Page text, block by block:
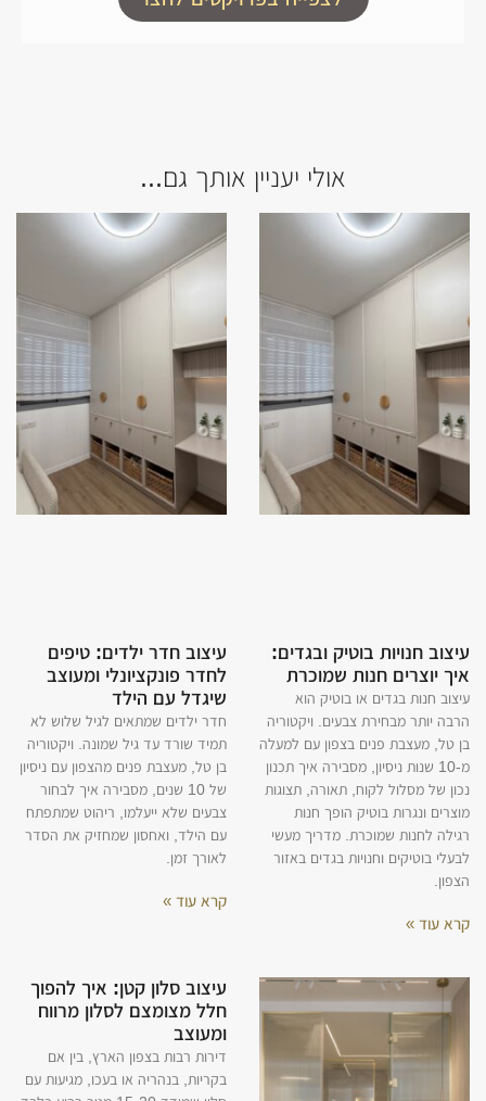
אולי יעניין אותך גם...
עיצוב חנויות בוטיק ובגדים:
איך יוצרים חנות שמוכרת
עיצוב חנות בגדים או בוטיק הוא
הרבה יותר מבחירת צבעים. ויקטוריה
בן טל, מעצבת פנים בצפון עם למעלה
מ-10 שנות ניסיון, מסבירה איך תכנון
נכון של מסלול לקוח, תאורה, תצוגות
מוצרים ונגרות בוטיק הופך חנות
רגילה לחנות שמוכרת. מדריך מעשי
לבעלי בוטיקים וחנויות בגדים באזור
הצפון.
קרא עוד »
עיצוב חדר ילדים: טיפים
לחדר פונקציונלי ומעוצב
שיגדל עם הילד
חדר ילדים שמתאים לגיל שלוש לא
תמיד שורד עד גיל שמונה. ויקטוריה
בן טל, מעצבת פנים מהצפון עם ניסיון
של 10 שנים, מסבירה איך לבחור
צבעים שלא ייעלמו, ריהוט שמתפתח
עם הילד, ואחסון שמחזיק את הסדר
לאורך זמן.
קרא עוד »
עיצוב סלון קטן: איך להפוך
חלל מצומצם לסלון מרווח
ומעוצב
דירות רבות בצפון הארץ, בין אם
בקריות, בנהריה או בעכו, מגיעות עם